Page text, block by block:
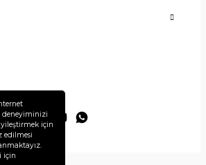
deneyiminizi
için
edilmesi
için